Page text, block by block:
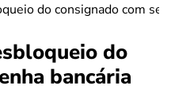
do consignado com
do
bancária